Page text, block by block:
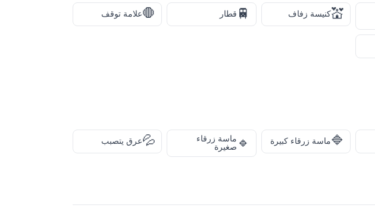
💒كنيسة زفاف 🚆 قطار 🛑علامة توقف
🔷ماسة زرقاء كبيرة 🔹 ماسة زرقاء
صغيرة
💦عرق يتصبب